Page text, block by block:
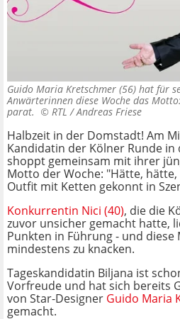
Guido Maria Kretschmer (56) hat für
Anwärterinnen diese Woche das
parat. © RTL / Andreas Friese
Halbzeit in der Domstadt! Am
Kandidatin der Kölner Runde
shoppt gemeinsam mit ihrer
Motto der Woche: "Hätte,
Outfit mit Ketten gekonnt in
Konkurrentin Nici (40), die die
zuvor unsicher gemacht hatte,
Punkten in Führung - und diese
mindestens zu knacken.
Tageskandidatin Biljana ist
Vorfreude und hat sich bereits
von Star-Designer Guido Maria
gemacht.